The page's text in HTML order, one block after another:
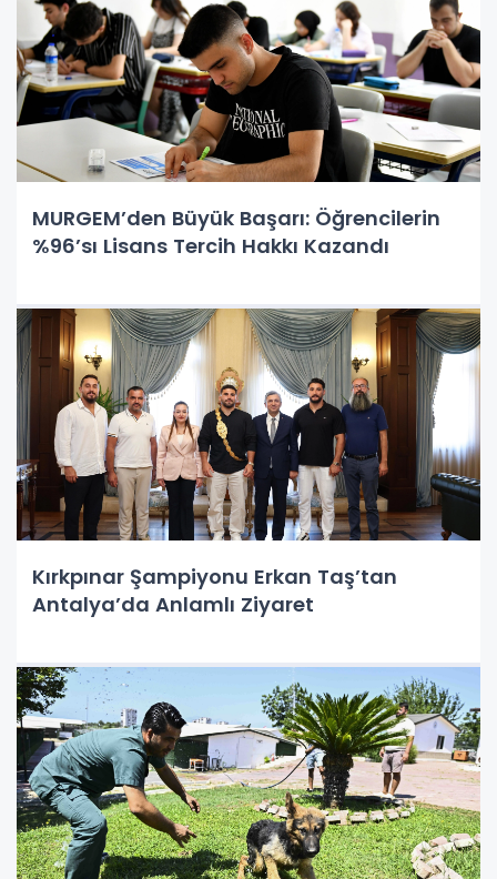
MURGEM’den Büyük Başarı: Öğrencilerin
%96’sı Lisans Tercih Hakkı Kazandı
Kırkpınar Şampiyonu Erkan Taş’tan
Antalya’da Anlamlı Ziyaret